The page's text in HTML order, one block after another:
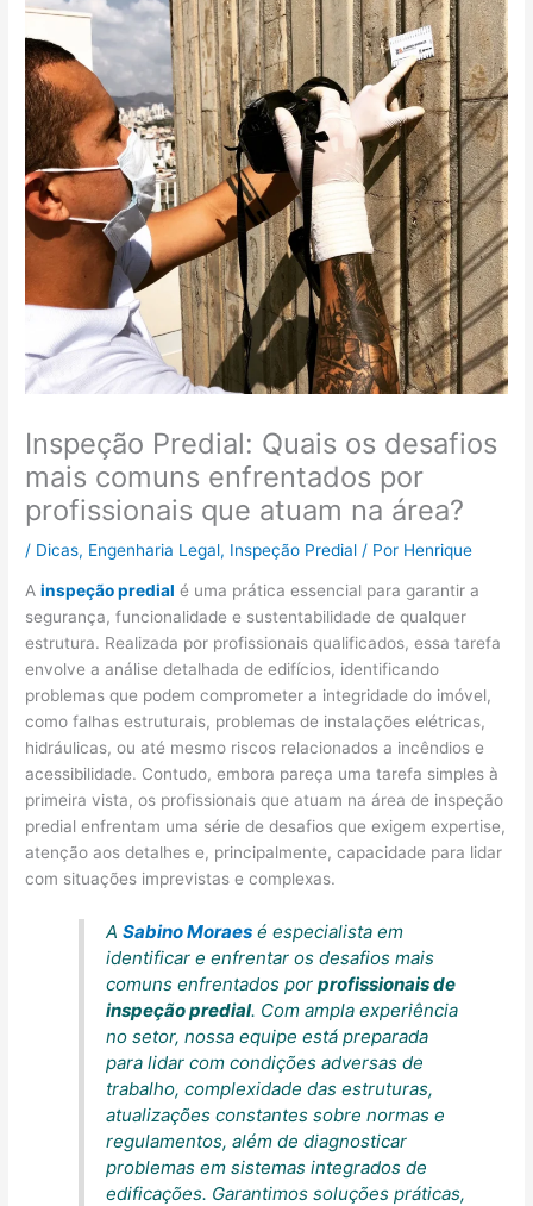
Inspeção Predial: Quais os desafios
mais comuns enfrentados por
profissionais que atuam na área?
/ Dicas, Engenharia Legal, Inspeção Predial / Por Henrique
Ainspeção predial é uma prática essencial para garantir a
segurança, funcionalidade e sustentabilidade de qualquer
estrutura. Realizada por profissionais qualificados, essa tarefa
envolve a análise detalhada de edifícios, identificando
problemas que podem comprometer a integridade do imóvel,
como falhas estruturais, problemas de instalações elétricas,
hidráulicas, ou até mesmo riscos relacionados a incêndios e
acessibilidade. Contudo, embora pareça uma tarefa simples à
primeira vista, os profissionais que atuam na área de inspeção
predial enfrentam uma série de desafios que exigem expertise,
atenção aos detalhes e, principalmente, capacidade para lidar
com situações imprevistas e complexas.
ASabino Moraes é especialista em
identificar e enfrentar os desafios mais
comuns enfrentados porprofissionais de
inspeção predial. Com ampla experiência
no setor, nossa equipe está preparada
para lidar com condições adversas de
trabalho, complexidade das estruturas,
atualizações constantes sobre normas e
regulamentos, além de diagnosticar
problemas em sistemas integrados de
edificações. Garantimos soluções práticas,